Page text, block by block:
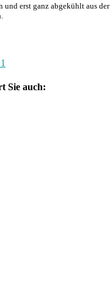
erst ganz abgekühlt aus
Sie auch: